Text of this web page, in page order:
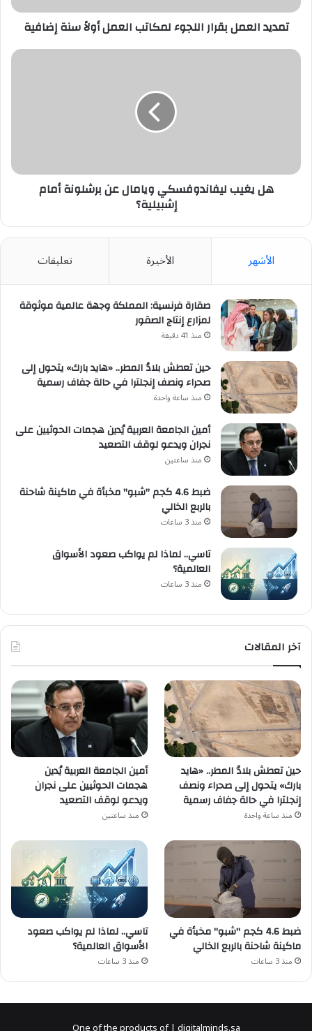
إضافية
تمديد العمل بقرار اللجوء لمكاتب العمل أولاً سنة إضافية
هل
هل يغيب ليفاندوفسكي ويامال عن برشلونة أمام
إشبيلية؟
الأشهر الأخيرة تعليقات
صقارة فرنسية: المملكة وجهة عالمية موثوقة
لمزارع إنتاج الصقور
منذ 41 دقيقة
حين تعطش بلادُ المطر.. «هايد بارك» يتحول إلى
صحراء ونصف إنجلترا في حالة جفاف رسمية
منذ ساعة واحدة
أمين الجامعة العربية يُدين هجمات الحوثيين على
نجران ويدعو لوقف التصعيد
منذ ساعتين
ضبط 4.6 كجم "شبو" مخبأة في ماكينة شاحنة
بالربع الخالي
منذ 3 ساعات
تاسي.. لماذا لم يواكب صعود الأسواق
العالمية؟
منذ 3 ساعات
آخر المقالات
حين تعطش بلادُ المطر.. «هايد
بارك» يتحول إلى صحراء ونصف
إنجلترا في حالة جفاف رسمية
منذ ساعة واحدة
أمين الجامعة العربية يُدين
هجمات الحوثيين على نجران
ويدعو لوقف التصعيد
منذ ساعتين
ضبط 4.6 كجم "شبو" مخبأة في
ماكينة شاحنة بالربع الخالي
منذ 3 ساعات
تاسي.. لماذا لم يواكب صعود
الأسواق العالمية؟
منذ 3 ساعات